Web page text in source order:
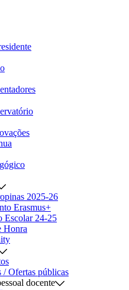
2025-26
Erasmus+
Escolar 24-25
Honra
/ Ofertas públicas
docente